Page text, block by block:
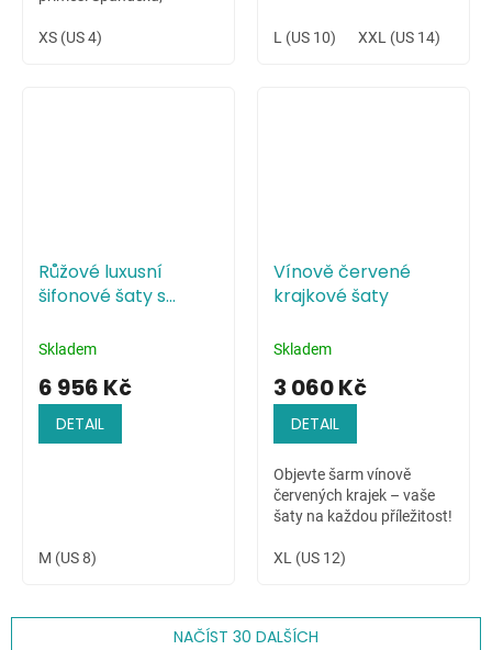
krajkovou aplikací na
XS (US 4) L (US 10) XXL (US 14)
Růžové luxusní
šifonové šaty s
pajetkami
Skladem
6 956 Kč
DETAIL
M (US 8)
Vínově červené
krajkové šaty
Skladem
3 060 Kč
DETAIL
Objevte šarm vínově
červených krajek – vaše
šaty na každou příležitost!
XL (US 12)
NAČÍST 30 DALŠÍCH